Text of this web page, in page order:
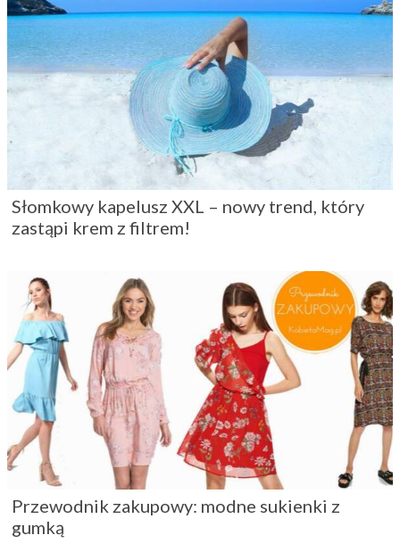
Słomkowy kapelusz XXL – nowy trend, który
zastąpi krem z filtrem!
Przewodnik zakupowy: modne sukienki z
gumką